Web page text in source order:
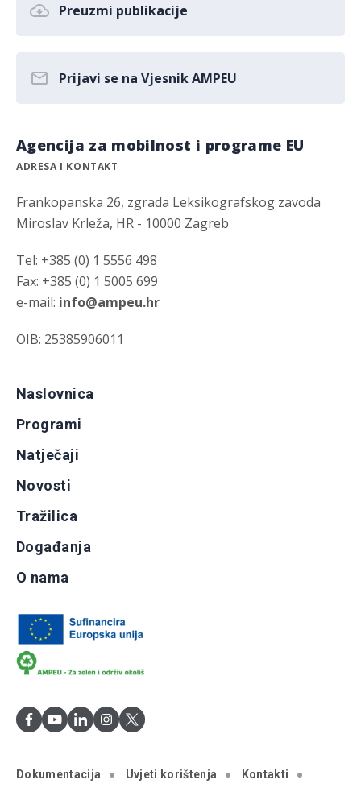
Preuzmi publikacije
Prijavi se na Vjesnik AMPEU
Agencija za mobilnost i programe EU
ADRESA I KONTAKT
Frankopanska 26, zgrada Leksikografskog zavoda
Miroslav Krleža, HR - 10000 Zagreb
Tel: +385 (0) 1 5556 498
Fax: +385 (0) 1 5005 699
e-mail: info@ampeu.hr
OIB: 25385906011
Naslovnica
Programi
Natječaji
Novosti
Tražilica
Događanja
O nama
Dokumentacija Uvjeti korištenja Kontakti